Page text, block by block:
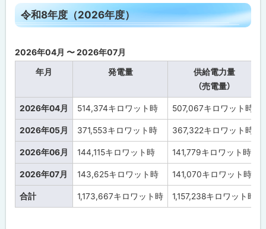
令和8年度（2026年度）
2026年04月 〜 2026年07月
年月 発電量
供給電力量
（売電量）
2026年04月 514,374キロワット時 507,067キロワット時
2026年05月 371,553キロワット時 367,322キロワット時
2026年06月 144,115キロワット時 141,779キロワット時
2026年07月 143,625キロワット時 141,070キロワット時
合計 1,173,667キロワット時 1,157,238キロワット時